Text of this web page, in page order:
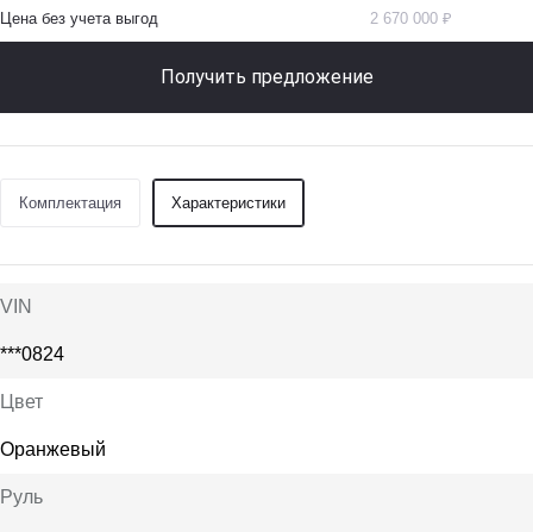
Цена без учета выгод 2 670 000 ₽
Получить предложение
Комплектация Характеристики
VIN
***0824
Цвет
Оранжевый
Руль